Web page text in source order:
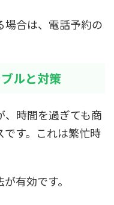
場合は、電話予約の
ルと対策
時間を過ぎても商
す。これは繁忙時
有効です。